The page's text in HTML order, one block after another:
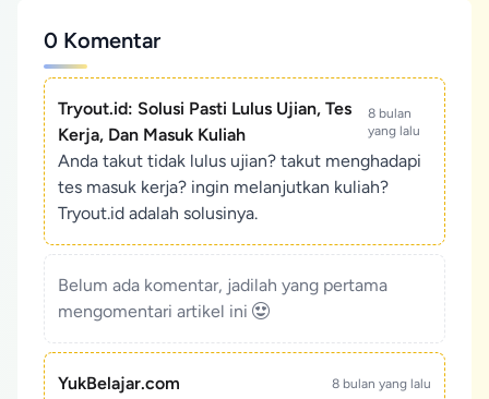
0 Komentar
Tryout.id: Solusi Pasti Lulus Ujian, Tes
Kerja, Dan Masuk Kuliah
8 bulan
yang lalu
Anda takut tidak lulus ujian? takut menghadapi
tes masuk kerja? ingin melanjutkan kuliah?
Tryout.id adalah solusinya.
Belum ada komentar, jadilah yang pertama
mengomentari artikel ini
YukBelajar.com 8 bulan yang lalu